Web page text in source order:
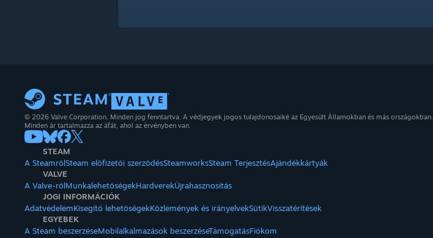
© 2026 Valve Corporation. Minden jog fenntartva. A védjegyek jogos tulajdonosaiké az Egyesült Államokban és más országokban.
Minden ár tartalmazza az áfát, ahol az érvényben van.
STEAM
A SteamrőlSteam előfizetői szerződésSteamworksSteam TerjesztésAjándékkártyák
VALVE
A Valve-rőlMunkalehetőségekHardverekÚjrahasznosítás
JOGI INFORMÁCIÓK
AdatvédelemKisegítő lehetőségekKözlemények és irányelvekSütikVisszatérítések
EGYEBEK
A Steam beszerzéseMobilalkalmazások beszerzéseTámogatásFiókom